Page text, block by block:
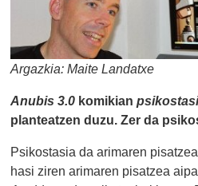
Argazkia: Maite Landatxe
Anubis 3.0 komikian
planteatzen duzu. Zer da
Psikostasia da arimaren
hasi ziren arimaren pisatzea